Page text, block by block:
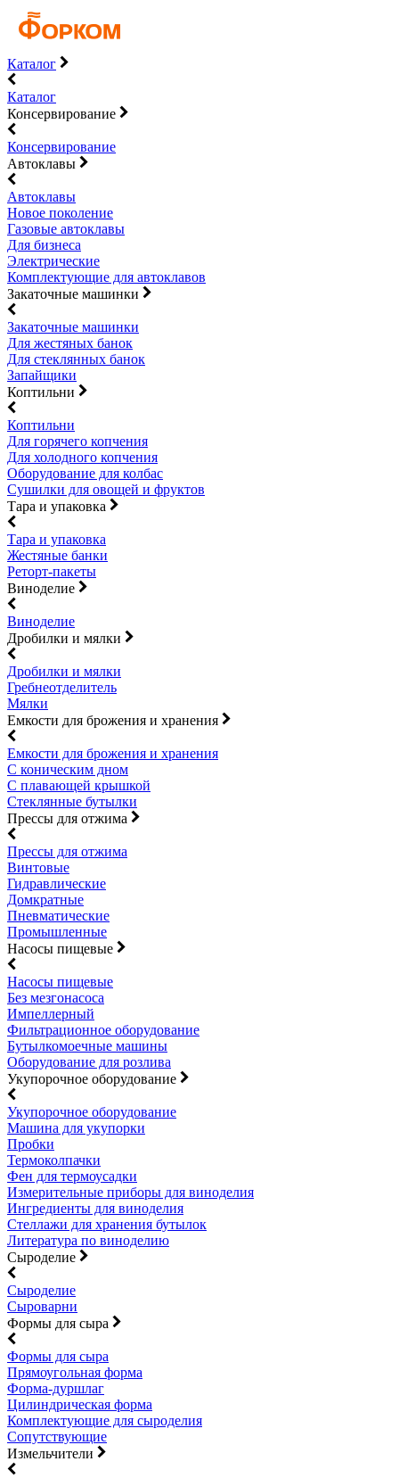
Каталог
Каталог
Консервирование
Консервирование
Автоклавы
Автоклавы
Новое поколение
Газовые автоклавы
Для бизнеса
Электрические
Комплектующие для автоклавов
Закаточные машинки
Закаточные машинки
Для жестяных банок
Для стеклянных банок
Запайщики
Коптильни
Коптильни
Для горячего копчения
Для холодного копчения
Оборудование для колбас
Сушилки для овощей и фруктов
Тара и упаковка
Тара и упаковка
Жестяные банки
Реторт-пакеты
Виноделие
Виноделие
Дробилки и мялки
Дробилки и мялки
Гребнеотделитель
Мялки
Емкости для брожения и хранения
Емкости для брожения и хранения
С коническим дном
С плавающей крышкой
Стеклянные бутылки
Прессы для отжима
Прессы для отжима
Винтовые
Гидравлические
Домкратные
Пневматические
Промышленные
Насосы пищевые
Насосы пищевые
Без мезгонасоса
Импеллерный
Фильтрационное оборудование
Бутылкомоечные машины
Оборудование для розлива
Укупорочное оборудование
Укупорочное оборудование
Машина для укупорки
Пробки
Термоколпачки
Фен для термоусадки
Измерительные приборы для виноделия
Ингредиенты для виноделия
Стеллажи для хранения бутылок
Литература по виноделию
Сыроделие
Сыроделие
Сыроварни
Формы для сыра
Формы для сыра
Прямоугольная форма
Форма-дуршлаг
Цилиндрическая форма
Комплектующие для сыроделия
Сопутствующие
Измельчители